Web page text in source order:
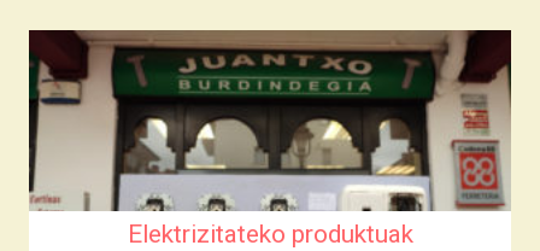
Elektrizitateko produktuak